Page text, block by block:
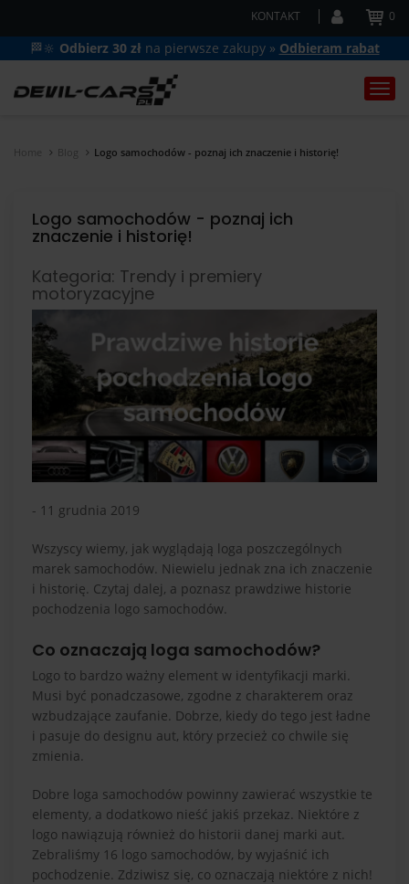
KONTAKT 0
🏁🔆 Odbierz 30 zł na pierwsze zakupy » Odbieram rabat
Home Blog Logo samochodów - poznaj ich znaczenie i historię!
Logo samochodów - poznaj ich
znaczenie i historię!
Kategoria: Trendy i premiery
motoryzacyjne
- 11 grudnia 2019
Wszyscy wiemy, jak wyglądają loga poszczególnych
marek samochodów. Niewielu jednak zna ich znaczenie
i historię. Czytaj dalej, a poznasz prawdziwe historie
pochodzenia logo samochodów.
Co oznaczają loga samochodów?
Logo to bardzo ważny element w identyfikacji marki.
Musi być ponadczasowe, zgodne z charakterem oraz
wzbudzające zaufanie. Dobrze, kiedy do tego jest ładne
i pasuje do designu aut, który przecież co chwile się
zmienia.
Dobre loga samochodów powinny zawierać wszystkie te
elementy, a dodatkowo nieść jakiś przekaz. Niektóre z
logo nawiązują również do historii danej marki aut.
Zebraliśmy 16 logo samochodów, by wyjaśnić ich
pochodzenie. Zdziwisz się, co oznaczają niektóre z nich!